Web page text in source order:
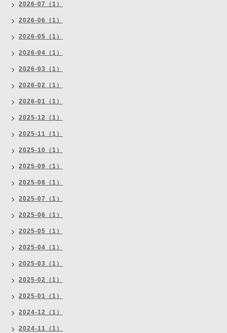
2026-07（1）
2026-06（1）
2026-05（1）
2026-04（1）
2026-03（1）
2026-02（1）
2026-01（1）
2025-12（1）
2025-11（1）
2025-10（1）
2025-09（1）
2025-08（1）
2025-07（1）
2025-06（1）
2025-05（1）
2025-04（1）
2025-03（1）
2025-02（1）
2025-01（1）
2024-12（1）
2024-11（1）